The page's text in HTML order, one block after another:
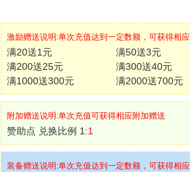
激励赠送说明:单次充值达到一定数额，可获得相
满20送1元
满50送3元
满200送25元
满300送40元
满1000送300元
满2000送700元
附加赠送说明:单次充值可获得相应附加赠送
赞助点 兑换比例 1:1
装备赠送说明:单次充值达到一定数额，可获得相